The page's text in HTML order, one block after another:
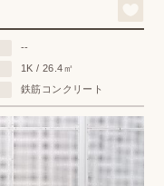
--
1K / 26.4㎡
鉄筋コンクリート